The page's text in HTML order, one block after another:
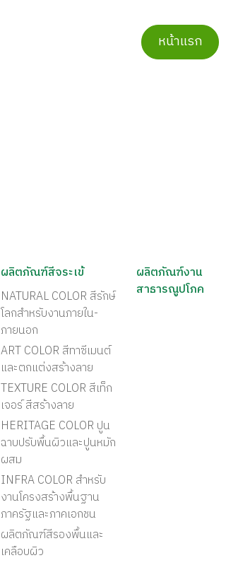
หน้าแรก
ผลิตภัณฑ์สีจระเข้
NATURAL COLOR สีรักษ์
โลกสำหรับงานภายใน-
ภายนอก
ART COLOR สีทาซีเมนต์
และตกแต่งสร้างลาย
TEXTURE COLOR สีเท็ก
เจอร์ สีสร้างลาย
HERITAGE COLOR ปูน
ฉาบปรับพื้นผิวและปูนหมัก
ผสม
INFRA COLOR สำหรับ
งานโครงสร้างพื้นฐาน
ภาครัฐและภาคเอกชน
ผลิตภัณฑ์สีรองพื้นและ
เคลือบผิว
ผลิตภัณฑ์งาน
สาธารณูปโภค